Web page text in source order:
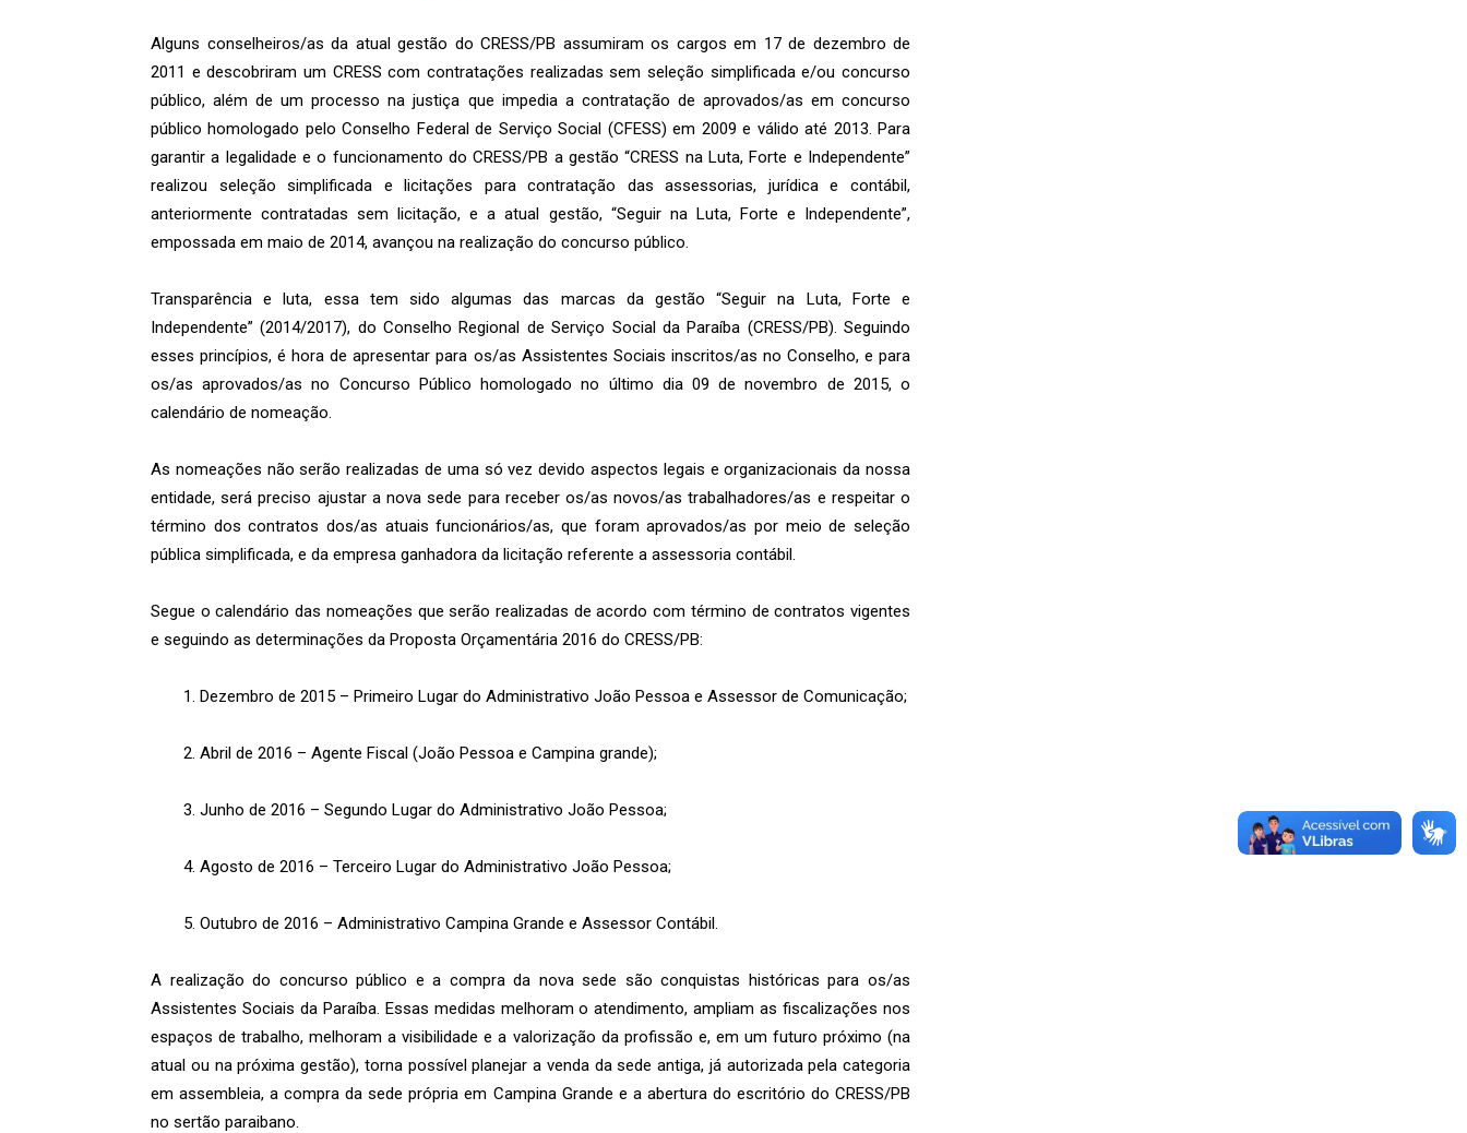
Alguns conselheiros/as da atual gestão do CRESS/PB assumiram os cargos em 17 de dezembro de
2011 e descobriram um CRESS com contratações realizadas sem seleção simplificada e/ou concurso
público, além de um processo na justiça que impedia a contratação de aprovados/as em concurso
público homologado pelo Conselho Federal de Serviço Social (CFESS) em 2009 e válido até 2013. Para
garantir a legalidade e o funcionamento do CRESS/PB a gestão “CRESS na Luta, Forte e Independente”
realizou seleção simplificada e licitações para contratação das assessorias, jurídica e contábil,
anteriormente contratadas sem licitação, e a atual gestão, “Seguir na Luta, Forte e Independente”,
empossada em maio de 2014, avançou na realização do concurso público.
Transparência e luta, essa tem sido algumas das marcas da gestão “Seguir na Luta, Forte e
Independente” (2014/2017), do Conselho Regional de Serviço Social da Paraíba (CRESS/PB). Seguindo
esses princípios, é hora de apresentar para os/as Assistentes Sociais inscritos/as no Conselho, e para
os/as aprovados/as no Concurso Público homologado no último dia 09 de novembro de 2015, o
calendário de nomeação.
As nomeações não serão realizadas de uma só vez devido aspectos legais e organizacionais da nossa
entidade, será preciso ajustar a nova sede para receber os/as novos/as trabalhadores/as e respeitar o
término dos contratos dos/as atuais funcionários/as, que foram aprovados/as por meio de seleção
pública simplificada, e da empresa ganhadora da licitação referente a assessoria contábil.
Segue o calendário das nomeações que serão realizadas de acordo com término de contratos vigentes
e seguindo as determinações da Proposta Orçamentária 2016 do CRESS/PB:
1. Dezembro de 2015 – Primeiro Lugar do Administrativo João Pessoa e Assessor de Comunicação;
2. Abril de 2016 – Agente Fiscal (João Pessoa e Campina grande);
3. Junho de 2016 – Segundo Lugar do Administrativo João Pessoa;
4. Agosto de 2016 – Terceiro Lugar do Administrativo João Pessoa;
5. Outubro de 2016 – Administrativo Campina Grande e Assessor Contábil.
A realização do concurso público e a compra da nova sede são conquistas históricas para os/as
Assistentes Sociais da Paraíba. Essas medidas melhoram o atendimento, ampliam as fiscalizações nos
espaços de trabalho, melhoram a visibilidade e a valorização da profissão e, em um futuro próximo (na
atual ou na próxima gestão), torna possível planejar a venda da sede antiga, já autorizada pela categoria
em assembleia, a compra da sede própria em Campina Grande e a abertura do escritório do CRESS/PB
no sertão paraibano.